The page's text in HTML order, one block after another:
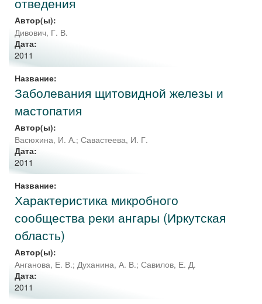
Автор(ы):
Дивович, Г. В.
Дата:
2011
Название:
Заболевания щитовидной железы и
мастопатия
Автор(ы):
Васюхина, И. А.; Савастеева, И. Г.
Дата:
2011
Название:
Характеристика микробного
сообщества реки ангары (Иркутская
область)
Автор(ы):
Анганова, Е. В.; Духанина, А. В.; Савилов, Е. Д.
Дата:
2011